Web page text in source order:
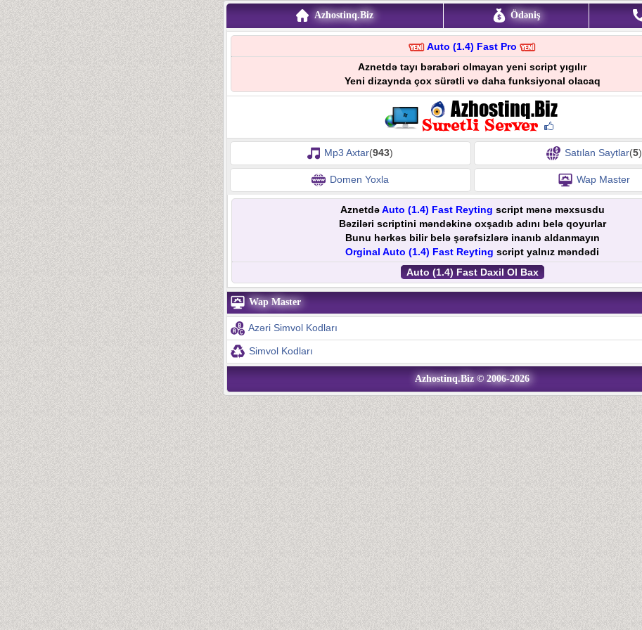
Azhostinq.Biz Ödəniş
Auto (1.4) Fast Pro
Aznetdə tayı bərabəri olmayan yeni script yıgılır
Yeni dizaynda çox sürətli və daha funksiyonal olacaq
Mp3 Axtar(943) Satılan Saytlar(5)
Domen Yoxla Wap Master
AznetdəAuto (1.4) Fast Reyting script mənə məxsusdu
Bəziləri scriptini məndəkinə oxşadıb adını belə qoyurlar
Bunu hərkəs bilir belə şərəfsizlərə inanıb aldanmayın
Orginal Auto (1.4) Fast Reyting script yalnız məndədi
Auto (1.4) Fast Daxil Ol Bax
Wap Master
Azəri Simvol Kodları
Simvol Kodları
Azhostinq.Biz © 2006-2026